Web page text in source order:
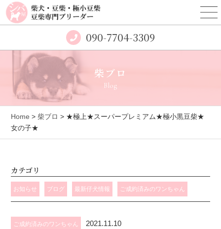
090-7704-3309
柴ブロ
Blog
Home > 柴ブロ > ★極上★スーパープレミアム★極小黒豆柴★
女の子★
カテゴリ
お知らせ ブログ 最新仔犬情報 ご成約済みのワンちゃん
ご成約済みのワンちゃん 2021.11.10